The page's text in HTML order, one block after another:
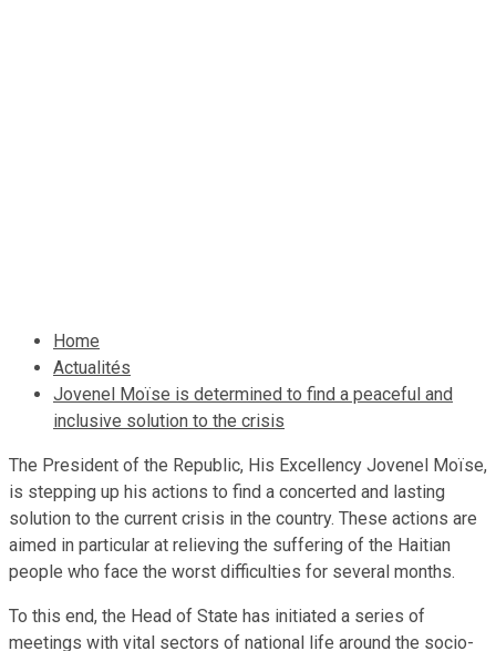
Home
Actualités
Jovenel Moïse is determined to find a peaceful and
inclusive solution to the crisis
The President of the Republic, His Excellency Jovenel Moïse,
is stepping up his actions to find a concerted and lasting
solution to the current crisis in the country. These actions are
aimed in particular at relieving the suffering of the Haitian
people who face the worst difficulties for several months.
To this end, the Head of State has initiated a series of
meetings with vital sectors of national life around the socio-